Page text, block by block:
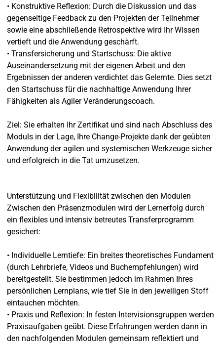
• Konstruktive Reflexion: Durch die Diskussion und das
gegenseitige Feedback zu den Projekten der Teilnehmer
sowie eine abschließende Retrospektive wird Ihr Wissen
vertieft und die Anwendung geschärft.
• Transfersicherung und Startschuss: Die aktive
Auseinandersetzung mit der eigenen Arbeit und den
Ergebnissen der anderen verdichtet das Gelernte. Dies setzt
den Startschuss für die nachhaltige Anwendung Ihrer
Fähigkeiten als Agiler Veränderungscoach.
Ziel: Sie erhalten Ihr Zertifikat und sind nach Abschluss des
Moduls in der Lage, Ihre Change-Projekte dank der geübten
Anwendung der agilen und systemischen Werkzeuge sicher
und erfolgreich in die Tat umzusetzen.
Unterstützung und Flexibilität zwischen den Modulen
Zwischen den Präsenzmodulen wird der Lernerfolg durch
ein flexibles und intensiv betreutes Transferprogramm
gesichert:
• Individuelle Lerntiefe: Ein breites theoretisches Fundament
(durch Lehrbriefe, Videos und Buchempfehlungen) wird
bereitgestellt. Sie bestimmen jedoch im Rahmen Ihres
persönlichen Lernplans, wie tief Sie in den jeweiligen Stoff
eintauchen möchten.
• Praxis und Reflexion: In festen Intervisionsgruppen werden
Praxisaufgaben geübt. Diese Erfahrungen werden dann in
den nachfolgenden Modulen gemeinsam reflektiert und